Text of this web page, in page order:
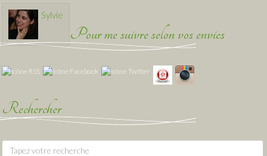
Sylvie
Pour me suivre selon vos envies
Rechercher